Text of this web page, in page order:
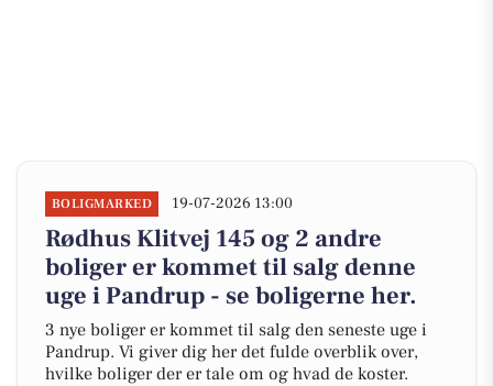
BOLIGMARKED 19-07-2026 13:00
Rødhus Klitvej 145 og 2 andre
boliger er kommet til salg denne
uge i Pandrup - se boligerne her.
3 nye boliger er kommet til salg den seneste uge i
Pandrup. Vi giver dig her det fulde overblik over,
hvilke boliger der er tale om og hvad de koster.